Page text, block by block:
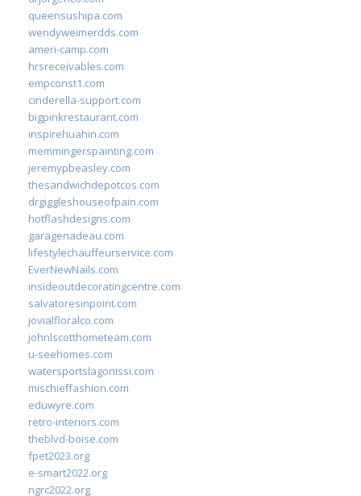
queensushipa.com
wendyweimerdds.com
ameri-camp.com
hrsreceivables.com
empconst1.com
cinderella-support.com
bigpinkrestaurant.com
inspirehuahin.com
memmingerspainting.com
jeremypbeasley.com
thesandwichdepotcos.com
drgiggleshouseofpain.com
hotflashdesigns.com
garagenadeau.com
lifestylechauffeurservice.com
EverNewNails.com
insideoutdecoratingcentre.com
salvatoresinpoint.com
jovialfloralco.com
johnlscotthometeam.com
u-seehomes.com
watersportslagonissi.com
mischieffashion.com
eduwyre.com
retro-interiors.com
theblvd-boise.com
fpet2023.org
e-smart2022.org
ngrc2022.org